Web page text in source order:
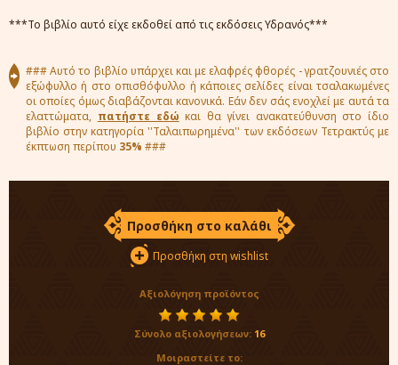
***Το βιβλίο αυτό είχε εκδοθεί από τις εκδόσεις Υδρανός***
### Αυτό το βιβλίο υπάρχει και με ελαφρές φθορές - γρατζουνιές στο
εξώφυλλο ή στο οπισθόφυλλο ή κάποιες σελίδες είναι τσαλακωμένες
οι οποίες όμως διαβάζονται κανονικά. Εάν δεν σάς ενοχλεί με αυτά τα
ελαττώματα, πατήστε εδώ και θα γίνει ανακατεύθυνση στο ίδιο
βιβλίο στην κατηγορία ''Ταλαιπωρημένα'' των εκδόσεων Τετρακτύς με
έκπτωση περίπου 35% ###
Προσθήκη στο καλάθι
Προσθήκη στη wishlist
Αξιολόγηση προϊόντος
Σύνολο αξιολογήσεων: 16
Μοιραστείτε το: